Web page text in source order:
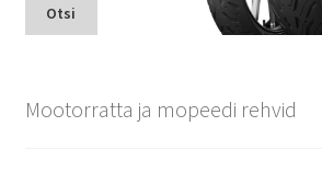
Otsi
Mootorratta ja mopeedi rehvid